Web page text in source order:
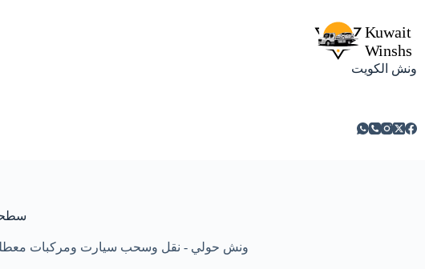
ونش الكويت
سطحة
ونش حولي - نقل وسحب سيارت ومركبات معطلة علي الطريق